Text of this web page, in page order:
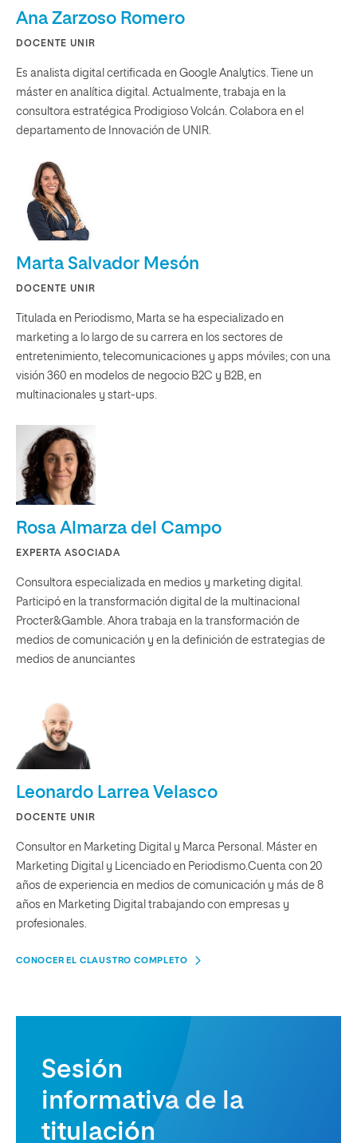
Ana Zarzoso Romero
DOCENTE UNIR
Es analista digital certificada en Google Analytics. Tiene un
máster en analítica digital. Actualmente, trabaja en la
consultora estratégica Prodigioso Volcán. Colabora en el
departamento de Innovación de UNIR.
Marta Salvador Mesón
DOCENTE UNIR
Titulada en Periodismo, Marta se ha especializado en
marketing a lo largo de su carrera en los sectores de
entretenimiento, telecomunicaciones y apps móviles; con una
visión 360 en modelos de negocio B2C y B2B, en
multinacionales y start-ups.
Rosa Almarza del Campo
EXPERTA ASOCIADA
Consultora especializada en medios y marketing digital.
Participó en la transformación digital de la multinacional
Procter&Gamble. Ahora trabaja en la transformación de
medios de comunicación y en la definición de estrategias de
medios de anunciantes
Leonardo Larrea Velasco
DOCENTE UNIR
Consultor en Marketing Digital y Marca Personal. Máster en
Marketing Digital y Licenciado en Periodismo.Cuenta con 20
años de experiencia en medios de comunicación y más de 8
años en Marketing Digital trabajando con empresas y
profesionales.
CONOCER EL CLAUSTRO COMPLETO
Sesión
informativa de la
titulación